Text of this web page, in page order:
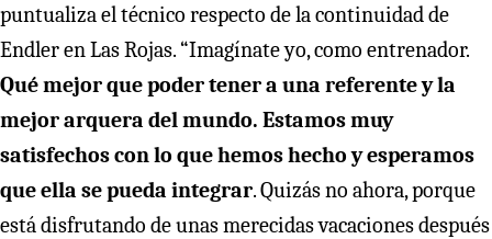
puntualiza el técnico respecto de la continuidad de
Endler en Las Rojas. “Imagínate yo, como entrenador.
Qué mejor que poder tener a una referente y la
mejor arquera del mundo. Estamos muy
satisfechos con lo que hemos hecho y esperamos
que ella se pueda integrar. Quizás no ahora, porque
está disfrutando de unas merecidas vacaciones después